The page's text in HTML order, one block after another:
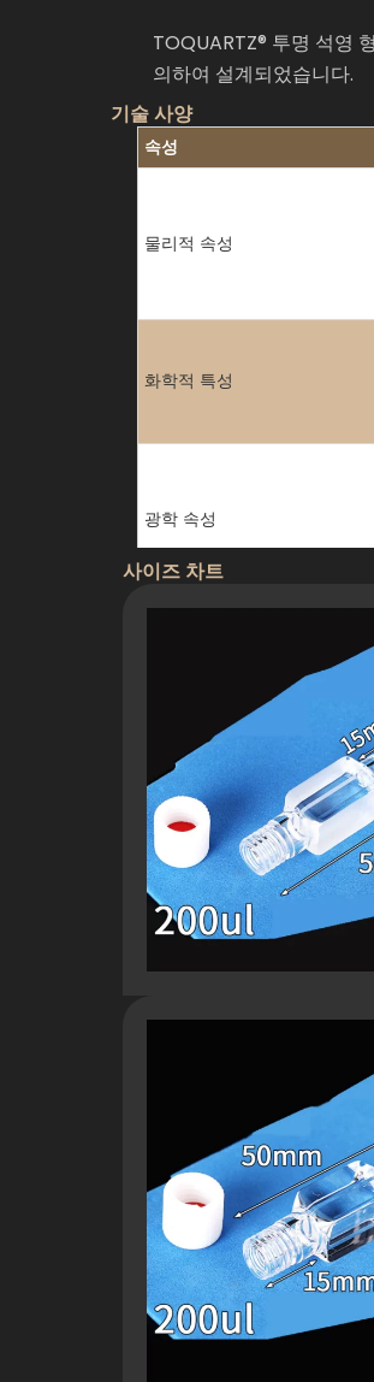
TOQUARTZ® 투명 석영
의하여 설계되었습니다.
기술 사양
속성
물리적 속성
화학적 특성
광학 속성
통합 기능
사이즈 차트